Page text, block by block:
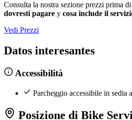
Consulta la nostra sezione prezzi prima
dovresti pagare y cosa include il
Vedi Prezzi
Datos interesantes
Accessibilità
Parcheggio accessibile in sedia
Posizione di Bike